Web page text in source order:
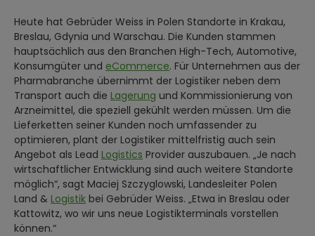
Heute hat Gebrüder Weiss in Polen Standorte in Krakau,
Breslau, Gdynia und Warschau. Die Kunden stammen
hauptsächlich aus den Branchen High-Tech, Automotive,
Konsumgüter und eCommerce. Für Unternehmen aus der
Pharmabranche übernimmt der Logistiker neben dem
Transport auch die Lagerung und Kommissionierung von
Arzneimittel, die speziell gekühlt werden müssen. Um die
Lieferketten seiner Kunden noch umfassender zu
optimieren, plant der Logistiker mittelfristig auch sein
Angebot als Lead Logistics Provider auszubauen. „Je nach
wirtschaftlicher Entwicklung sind auch weitere Standorte
möglich“, sagt Maciej Szczyglowski, Landesleiter Polen
Land & Logistik bei Gebrüder Weiss. „Etwa in Breslau oder
Kattowitz, wo wir uns neue Logistikterminals vorstellen
können.“